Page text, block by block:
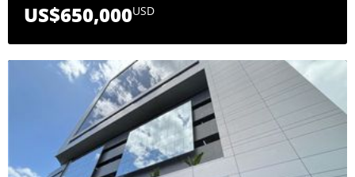
US$650,000USD